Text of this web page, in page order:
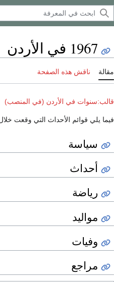
1967 في الأردن
مقالة ناقش هذه الصفحة
قالب:سنوات في الأردن (في المنصب)
فيما يلي قوائم الأحداث التي وقعت
سياسة
أحداث
رياضة
مواليد
وفيات
مراجع